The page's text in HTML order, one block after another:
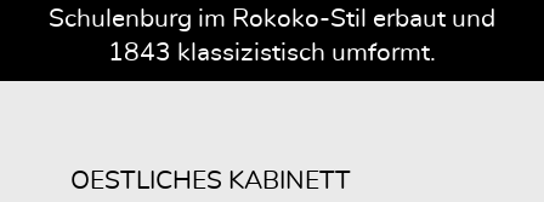
Schulenburg im Rokoko-Stil erbaut und
1843 klassizistisch umformt.
OESTLICHES KABINETT